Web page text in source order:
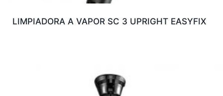
LIMPIADORA A VAPOR SC 3 UPRIGHT EASYFIX